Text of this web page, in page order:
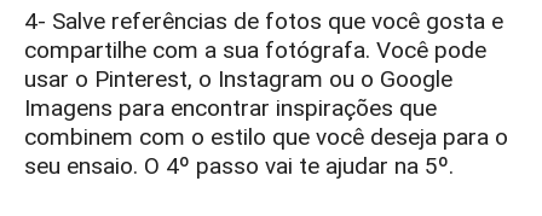
4- Salve referências de fotos que você gosta e
compartilhe com a sua fotógrafa. Você pode
usar o Pinterest, o Instagram ou o Google
Imagens para encontrar inspirações que
combinem com o estilo que você deseja para o
seu ensaio. O 4º passo vai te ajudar na 5º.